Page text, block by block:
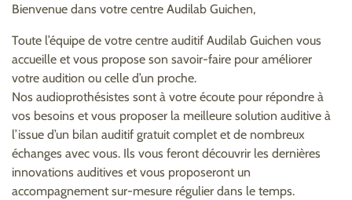
Bienvenue dans votre centre Audilab Guichen,
Toute l’équipe de votre centre auditif Audilab Guichen vous
accueille et vous propose son savoir-faire pour améliorer
votre audition ou celle d’un proche.
Nos audioprothésistes sont à votre écoute pour répondre à
vos besoins et vous proposer la meilleure solution auditive à
l’issue d’un bilan auditif gratuit complet et de nombreux
échanges avec vous. Ils vous feront découvrir les dernières
innovations auditives et vous proposeront un
accompagnement sur-mesure régulier dans le temps.